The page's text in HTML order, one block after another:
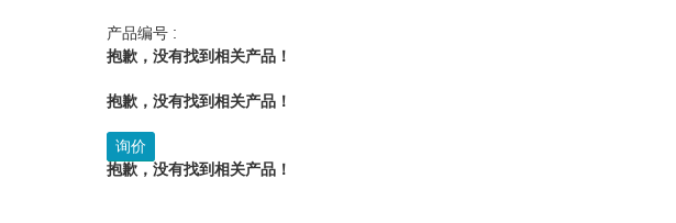
产品编号 :
抱歉，没有找到相关产品！
抱歉，没有找到相关产品！
询价
抱歉，没有找到相关产品！